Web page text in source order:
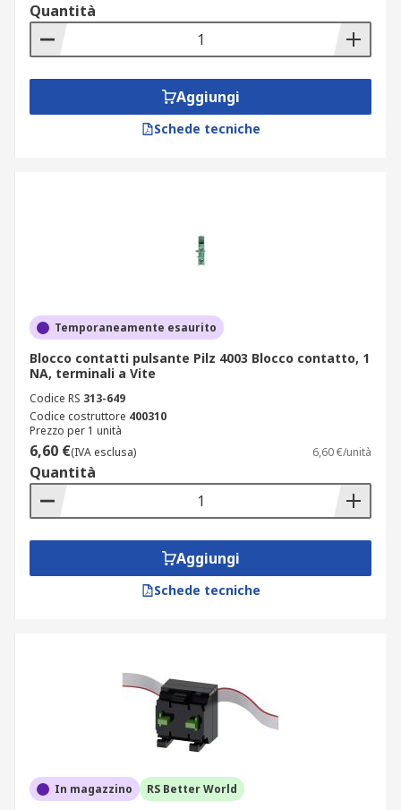
Quantità
Aggiungi
Schede tecniche
Temporaneamente esaurito
Blocco contatti pulsante Pilz 4003 Blocco contatto, 1
NA, terminali a Vite
Codice RS 313-649
Codice costruttore 400310
Prezzo per 1 unità
6,60 €(IVA esclusa) 6,60 €/unità
Quantità
Aggiungi
Schede tecniche
In magazzino RS Better World